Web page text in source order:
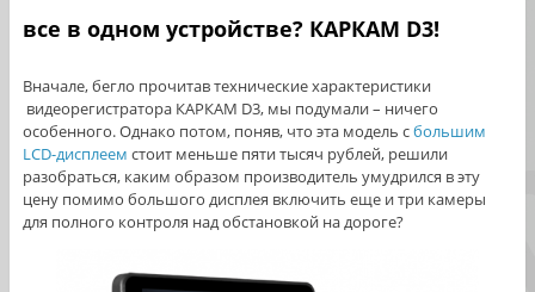
все в одном устройстве? КАРКАМ D3!
Вначале, бегло прочитав технические характеристики
видеорегистратора КАРКАМ D3, мы подумали – ничего
особенного. Однако потом, поняв, что эта модель сбольшим
LCD-дисплеем стоит меньше пяти тысяч рублей, решили
разобраться, каким образом производитель умудрился в эту
цену помимо большого дисплея включить еще и три камеры
для полного контроля над обстановкой на дороге?